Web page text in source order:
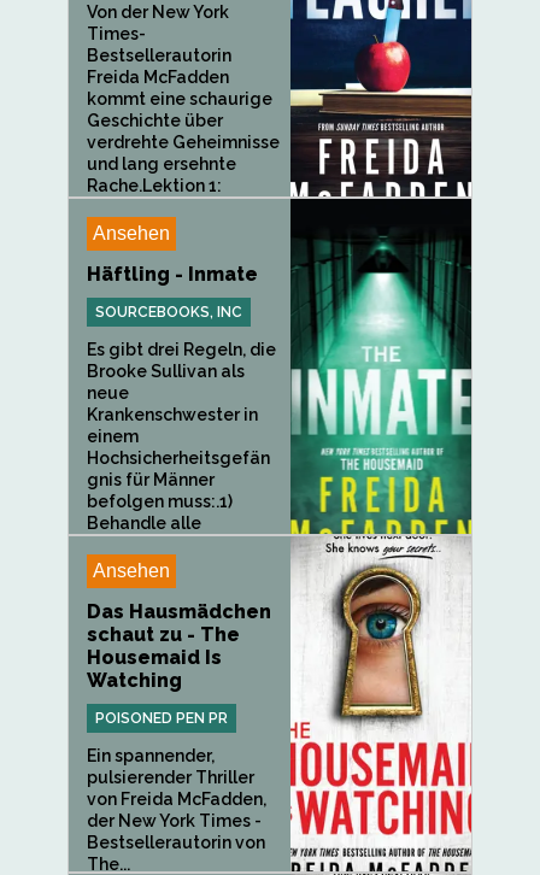
Von der New York
Times-
Bestsellerautorin
Freida McFadden
kommt eine schaurige
Geschichte über
verdrehte Geheimnisse
und lang ersehnte
Rache.Lektion 1:
Ansehen
Häftling - Inmate
SOURCEBOOKS, INC
Es gibt drei Regeln, die
Brooke Sullivan als
neue
Krankenschwester in
einem
Hochsicherheitsgefän
gnis für Männer
befolgen muss:.1)
Behandle alle
Ansehen
Das Hausmädchen
schaut zu - The
Housemaid Is
Watching
POISONED PEN PR
Ein spannender,
pulsierender Thriller
von Freida McFadden,
der New York Times -
Bestsellerautorin von
The...